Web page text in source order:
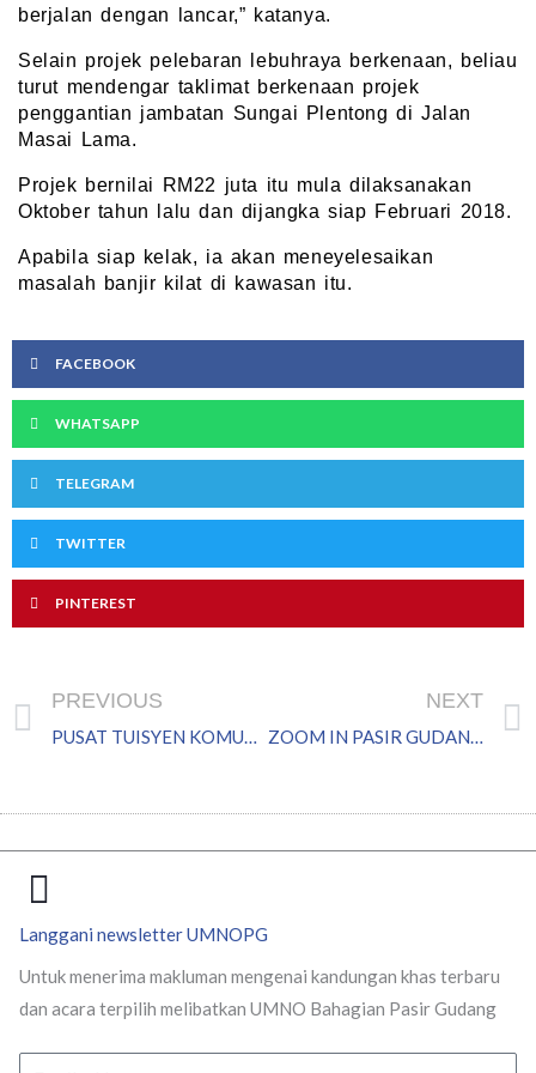
berjalan dengan lancar,” katanya.
Selain projek pelebaran lebuhraya berkenaan, beliau
turut mendengar taklimat berkenaan projek
penggantian jambatan Sungai Plentong di Jalan
Masai Lama.
Projek bernilai RM22 juta itu mula dilaksanakan
Oktober tahun lalu dan dijangka siap Februari 2018.
Apabila siap kelak, ia akan meneyelesaikan
masalah banjir kilat di kawasan itu.
FACEBOOK
WHATSAPP
TELEGRAM
TWITTER
PINTEREST
Prev
PREVIOUS
PUSAT TUISYEN KOMUNITI HASRAT DAN SUARA PENDUDUK SETEMPAT
NEXT
ZOOM IN PASIR GUDANG – TUN MUTAHIR
Langgani newsletter UMNOPG
Untuk menerima makluman mengenai kandungan khas terbaru
dan acara terpilih melibatkan UMNO Bahagian Pasir Gudang